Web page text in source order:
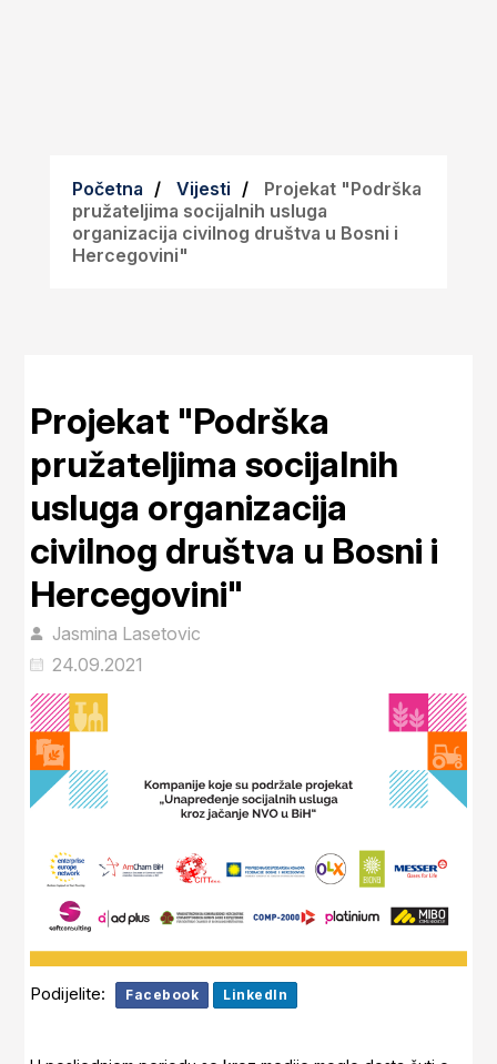
Početna Vijesti
Projekat "Podrška
pružateljima socijalnih usluga
organizacija civilnog društva u Bosni i
Hercegovini"
Projekat "Podrška
pružateljima socijalnih
usluga organizacija
civilnog društva u Bosni i
Hercegovini"
Jasmina Lasetovic
24.09.2021
Podijelite: Facebook LinkedIn